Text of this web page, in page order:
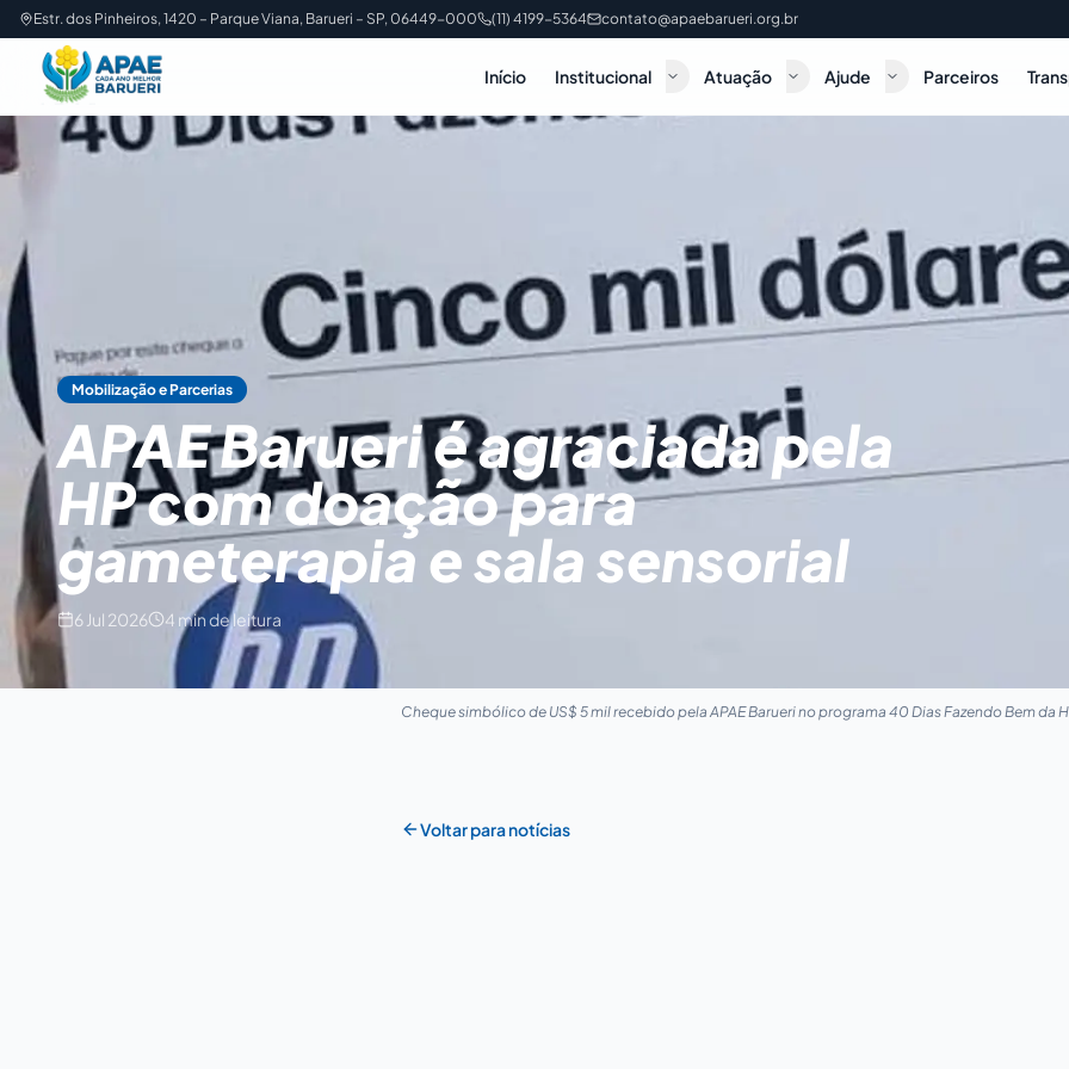
Estr. dos Pinheiros, 1420 – Parque Viana, Barueri – SP, 06449-000 (11) 4199-5364 contato@apaebarueri.org.br
Início Institucional Atuação Ajude Parceiros
Mobilização e Parcerias
APAE Barueri é agraciada pela
HP com doação para
gameterapia e sala sensorial
6 Jul 2026 4 min de leitura
Cheque simbólico de US$ 5 mil recebido pela APAE Barueri no programa 40 Dias Fazendo Bem da
Voltar para notícias